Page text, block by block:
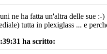
ne ha fatta un'altra delle sue :-)
tutta in plexiglass ... e
ha scritto: